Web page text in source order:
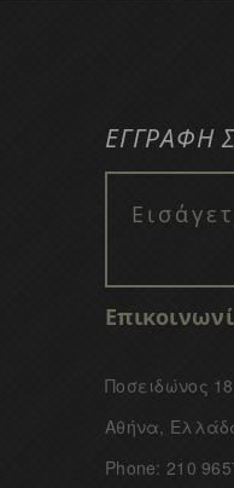
ΕΓΓΡΑΦΗ
Ποσειδώνος
Αθήνα,
Phone: 210